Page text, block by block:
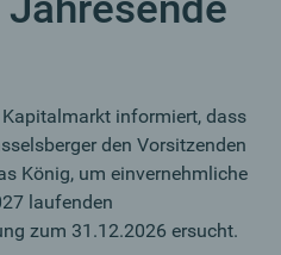
informiert, dass
den Vorsitzenden
König, um einvernehmliche
laufenden
zum 31.12.2026 ersucht.